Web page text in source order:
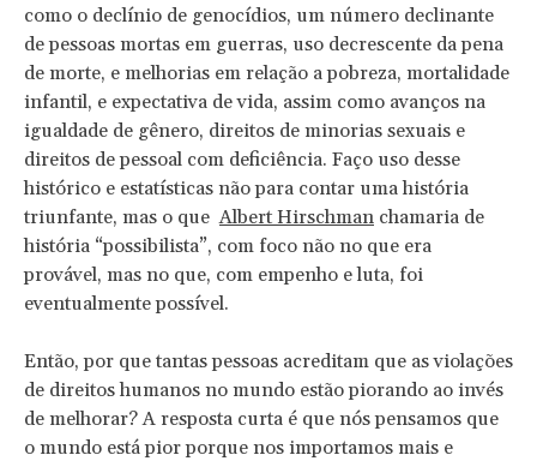
como o declínio de genocídios, um número declinante
de pessoas mortas em guerras, uso decrescente da pena
de morte, e melhorias em relação a pobreza, mortalidade
infantil, e expectativa de vida, assim como avanços na
igualdade de gênero, direitos de minorias sexuais e
direitos de pessoal com deficiência. Faço uso desse
histórico e estatísticas não para contar uma história
triunfante, mas o queAlbert Hirschman chamaria de
história “possibilista”, com foco não no que era
provável, mas no que, com empenho e luta, foi
eventualmente possível.
Então, por que tantas pessoas acreditam que as violações
de direitos humanos no mundo estão piorando ao invés
de melhorar? A resposta curta é que nós pensamos que
o mundo está pior porque nos importamos mais e